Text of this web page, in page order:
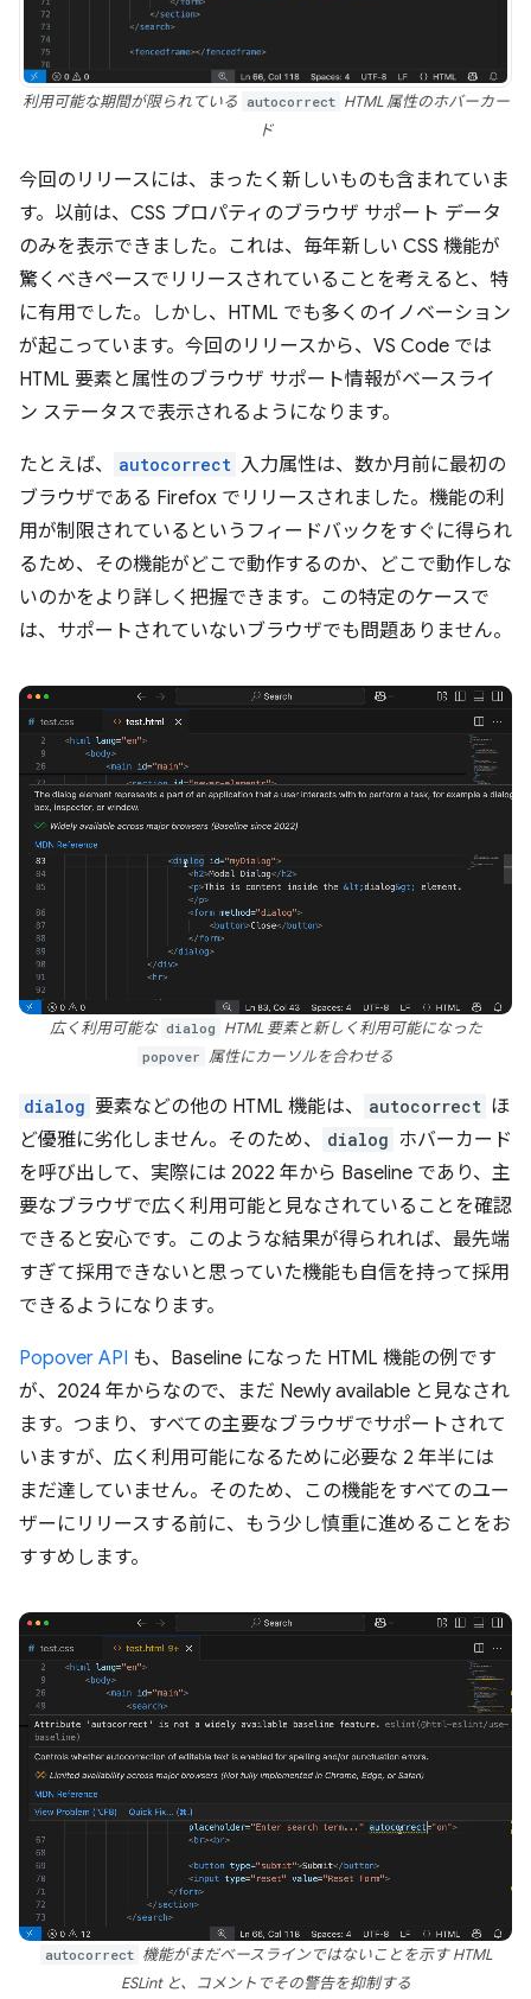
利用可能な期間が限られている autocorrect HTML 属性のホバーカー
ド
今回のリリースには、まったく新しいものも含まれていま
す。以前は、CSS プロパティのブラウザ サポート データ
のみを表示できました。これは、毎年新しい CSS 機能が
驚くべきペースでリリースされていることを考えると、特
に有用でした。しかし、HTML でも多くのイノベーション
が起こっています。今回のリリースから、VS Code では
HTML 要素と属性のブラウザ サポート情報がベースライ
ン ステータスで表示されるようになります。
たとえば、 autocorrect 入力属性は、数か月前に最初の
ブラウザである Firefox でリリースされました。機能の利
用が制限されているというフィードバックをすぐに得られ
るため、その機能がどこで動作するのか、どこで動作しな
いのかをより詳しく把握できます。この特定のケースで
は、サポートされていないブラウザでも問題ありません。
広く利用可能な dialog HTML 要素と新しく利用可能になった
popover 属性にカーソルを合わせる
dialog 要素などの他の HTML 機能は、 autocorrect ほ
ど優雅に劣化しません。そのため、
dialog ホバーカード
を呼び出して、実際には 2022 年から Baseline であり、主
要なブラウザで広く利用可能と見なされていることを確認
できると安心です。このような結果が得られれば、最先端
すぎて採用できないと思っていた機能も自信を持って採用
できるようになります。
Popover API も、Baseline になった HTML 機能の例です
が、2024 年からなので、まだ Newly available と見なされ
ます。つまり、すべての主要なブラウザでサポートされて
いますが、広く利用可能になるために必要な 2 年半には
まだ達していません。そのため、この機能をすべてのユー
ザーにリリースする前に、もう少し慎重に進めることをお
すすめします。
autocorrect 機能がまだベースラインではないことを示す HTML
ESLint と、コメントでその警告を抑制する